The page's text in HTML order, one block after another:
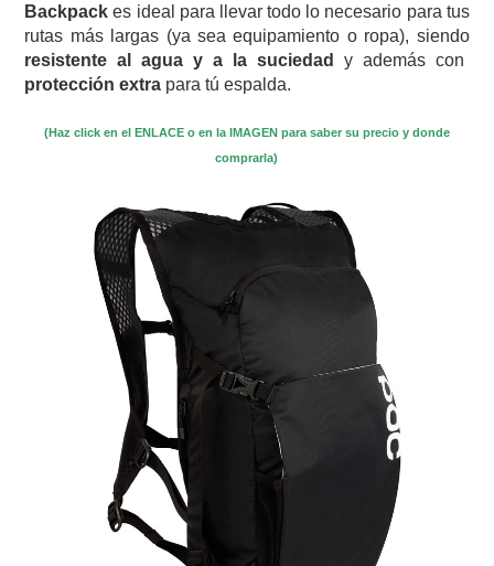
Backpack es ideal para llevar todo lo necesario para tus
rutas más largas (ya sea equipamiento o ropa), siendo
resistente al agua y a la suciedad
y además con
protección extra para tú espalda.
(Haz click en el ENLACE o en la IMAGEN para saber su precio y donde
comprarla)